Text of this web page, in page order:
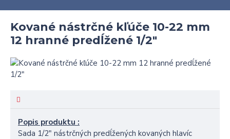
Kované nástrčné kľúče 10-22 mm
12 hranné predĺžené 1/2"
Popis produktu :
Sada 1/2" nástrčných predĺžených kovaných hlavíc